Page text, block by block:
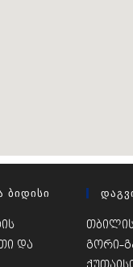
Ბიდისი
და
გორი-